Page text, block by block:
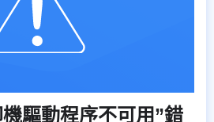
驅動程序不可用”錯